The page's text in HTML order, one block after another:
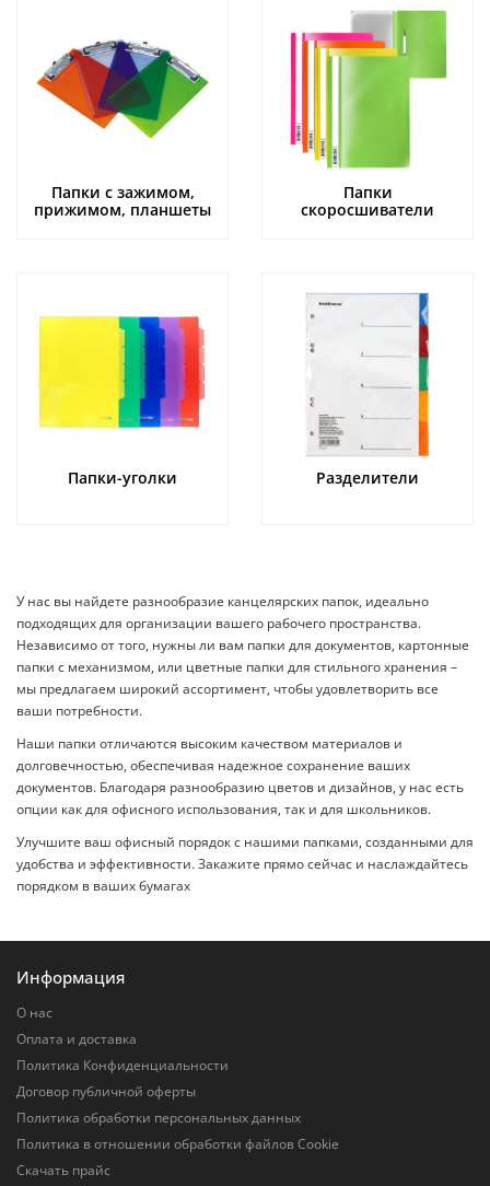
Папки с зажимом,
прижимом, планшеты
Папки
скоросшиватели
Папки-уголки Разделители
У нас вы найдете разнообразие канцелярских папок, идеально
подходящих для организации вашего рабочего пространства.
Независимо от того, нужны ли вам папки для документов, картонные
папки с механизмом, или цветные папки для стильного хранения –
мы предлагаем широкий ассортимент, чтобы удовлетворить все
ваши потребности.
Наши папки отличаются высоким качеством материалов и
долговечностью, обеспечивая надежное сохранение ваших
документов. Благодаря разнообразию цветов и дизайнов, у нас есть
опции как для офисного использования, так и для школьников.
Улучшите ваш офисный порядок с нашими папками, созданными для
удобства и эффективности. Закажите прямо сейчас и наслаждайтесь
порядком в ваших бумагах
Информация
О нас
Оплата и доставка
Политика Конфиденциальности
Договор публичной оферты
Политика обработки персональных данных
Политика в отношении обработки файлов Cookie
Скачать прайс